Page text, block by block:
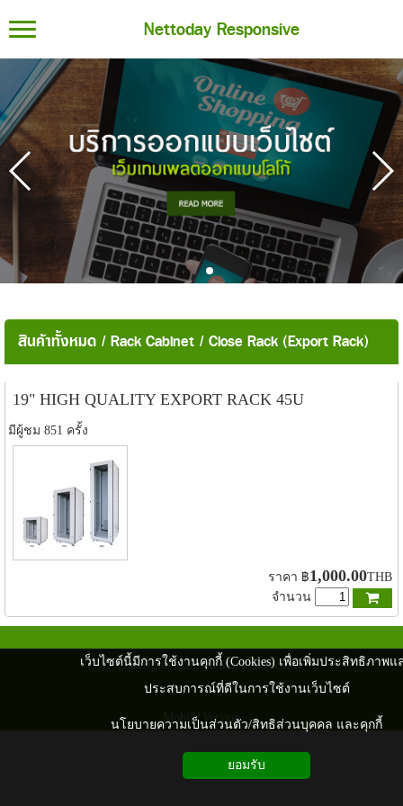
Nettoday Responsive
สินค้าทั้งหมด /Rack Cabinet /Close Rack (Export Rack)
19" HIGH QUALITY EXPORT RACK 45U
มีผู้ชม 851 ครั้ง
ราคา ฿1,000.00THB
จำนวน
© Copyright 2026 www.nettoday.co.th
Mobile Version
เว็บไซต์นี้มีการใช้งานคุกกี้ (Cookies) เพื่อเพิ่มประสิทธิภาพแ
ประสบการณ์ที่ดีในการใช้งานเว็บไซต์
นโยบายความเป็นส่วนตัว/สิทธิส่วนบุคคล และคุกกี้
ยอมรับ